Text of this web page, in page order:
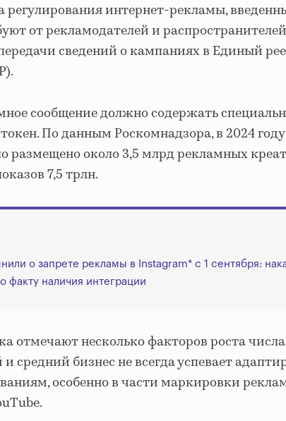
регулирования интернет-рекламы,
от рекламодателей и
сведений о кампаниях в Единый
сообщение должно содержать
По данным Роскомнадзора, в 2024
размещено около 3,5 млрд рекламных
7,5 трлн.
о запрете рекламы в Instagram* с 1 сентября:
факту наличия интеграции
отмечают несколько факторов роста
средний бизнес не всегда успевает
особенно в части маркировки